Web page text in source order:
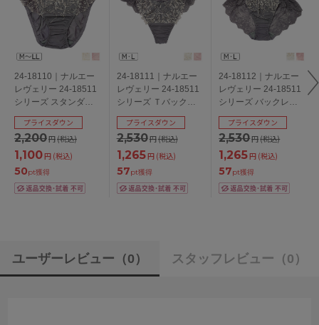
24-18110｜ナルエー
レヴェリー 24-18511
シリーズ スタンダー
ドショーツ M/L/LL
2,200円(税込)
プライスダウン
1,100円 (税込)
50pt獲得
24-18111｜ナルエー
レヴェリー 24-18511
シリーズ Ｔバックシ
ョーツ M/L
2,530円(税込)
プライスダウン
1,265円 (税込)
57pt獲得
24-18112｜ナルエー
レヴェリー 24-18511
シリーズ バックレー
スショーツ M/L
2,530円(税込)
プライスダウン
1,265円 (税込)
57pt獲得
ユーザーレビュー （0） スタッフレビュー （0）